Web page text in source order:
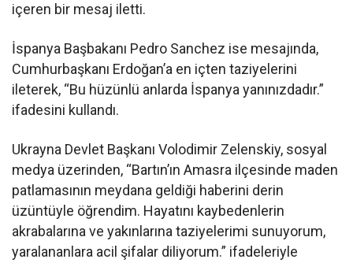
içeren bir mesaj iletti.
İspanya Başbakanı Pedro Sanchez ise mesajında,
Cumhurbaşkanı Erdoğan’a en içten taziyelerini
ileterek, “Bu hüzünlü anlarda İspanya yanınızdadır.”
ifadesini kullandı.
Ukrayna Devlet Başkanı Volodimir Zelenskiy, sosyal
medya üzerinden, “Bartın’ın Amasra ilçesinde maden
patlamasının meydana geldiği haberini derin
üzüntüyle öğrendim. Hayatını kaybedenlerin
akrabalarına ve yakınlarına taziyelerimi sunuyorum,
yaralananlara acil şifalar diliyorum.” ifadeleriyle